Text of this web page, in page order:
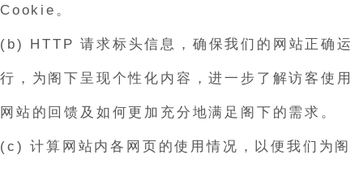
Cookie。
(b) HTTP 请求标头信息，确保我们的网站正确运
行，为阁下呈现个性化内容，进一步了解访客使用
网站的回馈及如何更加充分地满足阁下的需求。
(c) 计算网站内各网页的使用情况，以便我们为阁